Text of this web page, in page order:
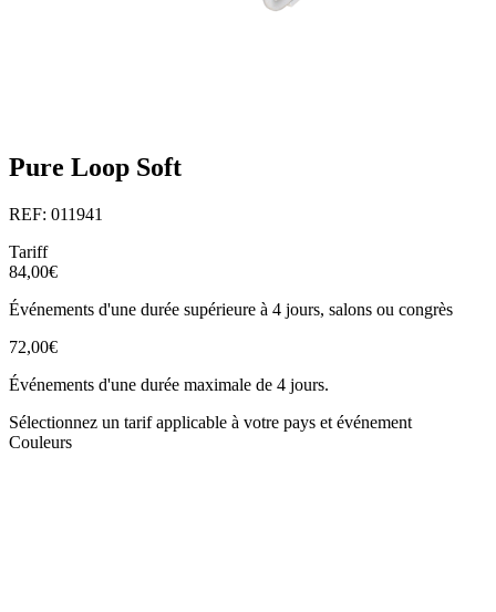
Pure Loop Soft
REF: 011941
Tariff
84,00€
Événements d'une durée supérieure à 4 jours, salons ou congrès
72,00€
Événements d'une durée maximale de 4 jours.
Sélectionnez un tarif applicable à votre pays et événement
Couleurs